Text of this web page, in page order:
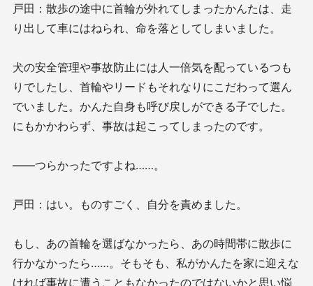
戸田：散歩の途中に首輪が外れてしまったかんたは、走
り出して車にはねられ、命を落としてしまいました。
犬の安全管理や事故防止には人一倍気を配っているつも
りでしたし、首輪やリードもそれなりにこだわって選ん
でいました。かんた自身も呼び戻しができる子でした。
にもかかわらず、事故は起こってしまったのです。
——つらかったですよね……。
戸田：はい。ものすごく、自分を責めました。
もし、あの首輪を選ばなかったら、あの時間帯に散歩に
行かなかったら……。そもそも、私がかんたを家に迎えな
ければ事故に遭うこともなかったのではないかと思い悩